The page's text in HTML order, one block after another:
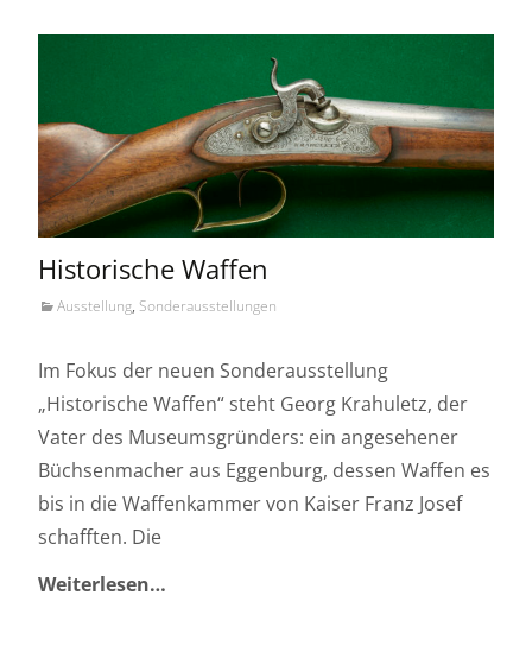
Historische Waffen
Ausstellung, Sonderausstellungen
Im Fokus der neuen Sonderausstellung
„Historische Waffen“ steht Georg Krahuletz, der
Vater des Museumsgründers: ein angesehener
Büchsenmacher aus Eggenburg, dessen Waffen es
bis in die Waffenkammer von Kaiser Franz Josef
schafften. Die
Weiterlesen…